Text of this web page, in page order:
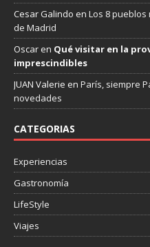
Cesar Galindo en Los 8
de Madrid
Oscaren Qué visitar en la
imprescindibles
JUAN Valerie en París, siempre
novedades
CATEGORIAS
Experiencias
Gastronomía
LifeStyle
Viajes